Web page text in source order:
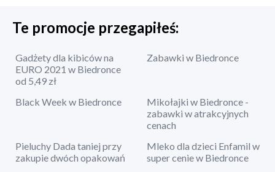
Te promocje przegapiłeś:
Gadżety dla kibiców na
EURO 2021 w Biedronce
od 5,49 zł
Zabawki w Biedronce
Black Week w Biedronce
Mikołajki w Biedronce -
zabawki w atrakcyjnych
cenach
Pieluchy Dada taniej przy
zakupie dwóch opakowań
Mleko dla dzieci Enfamil w
super cenie w Biedronce